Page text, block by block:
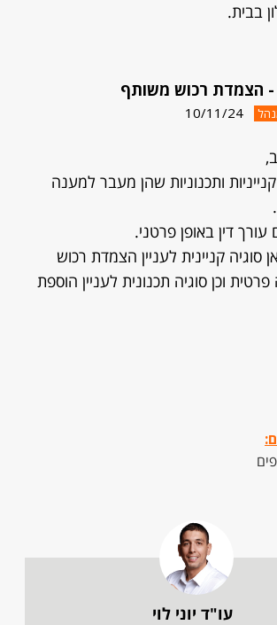
בבית.
- הצמדת רכוש משותף
10/11/24
קנייניות ותכנוניות שהן מעבר למענה
עורך דין באופן פרטני.
סוגיה קניינית לעניין הצמדת רכוש
וכן סוגיה תכנונית לעניין הוספת
עו"ד יוני לוי